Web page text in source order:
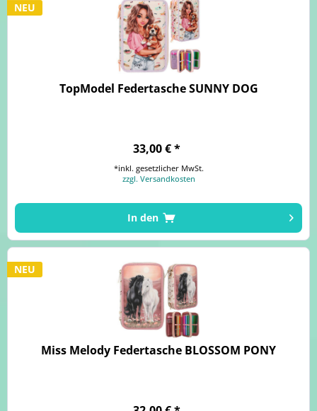
NEU
TopModel Federtasche SUNNY DOG
33,00 € *
*inkl. gesetzlicher MwSt.
zzgl. Versandkosten
In den
NEU
Miss Melody Federtasche BLOSSOM PONY